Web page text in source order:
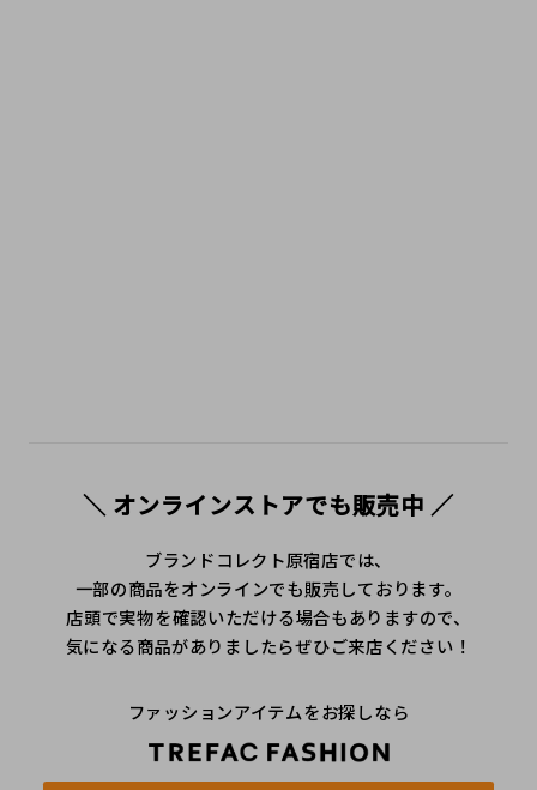
＼ オンラインストアでも販売中 ／
ブランドコレクト原宿店では、
一部の商品をオンラインでも販売しております。
店頭で実物を確認いただける場合もありますので、
気になる商品がありましたらぜひご来店ください！
ファッションアイテムをお探しなら